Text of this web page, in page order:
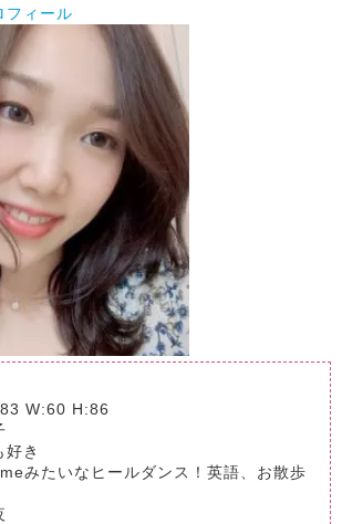
フィール
W:60 H:86
き
たいなヒールダンス！英語、お散歩